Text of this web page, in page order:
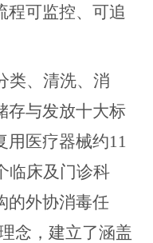
程可监控、可追
类、清洗、消
存与发放十大标
用医疗器械约11
临床及门诊科
的外协消毒任
念，建立了涵盖